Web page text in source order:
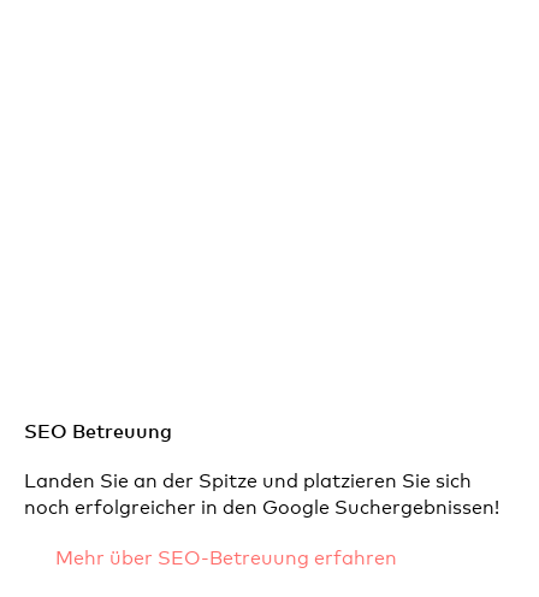
SEO Betreuung
Landen Sie an der Spitze und platzieren Sie sich
noch erfolgreicher in den Google Suchergebnissen!
Mehr über SEO-Betreuung erfahren